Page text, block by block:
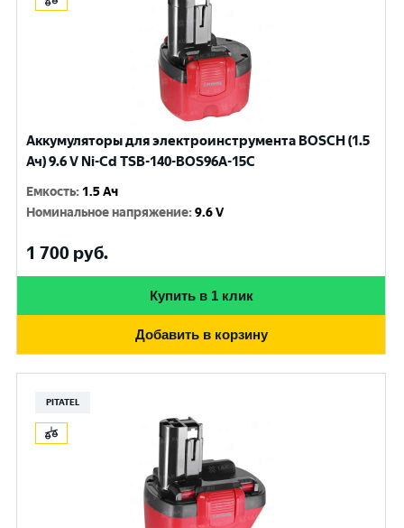
Аккумуляторы для электроинструмента BOSCH (1.5
Ач) 9.6 V Ni-Cd TSB-140-BOS96A-15C
Емкость: 1.5 Ач
Номинальное напряжение:9.6 V
1 700 руб.
Купить в 1 клик
Добавить в корзину
PITATEL